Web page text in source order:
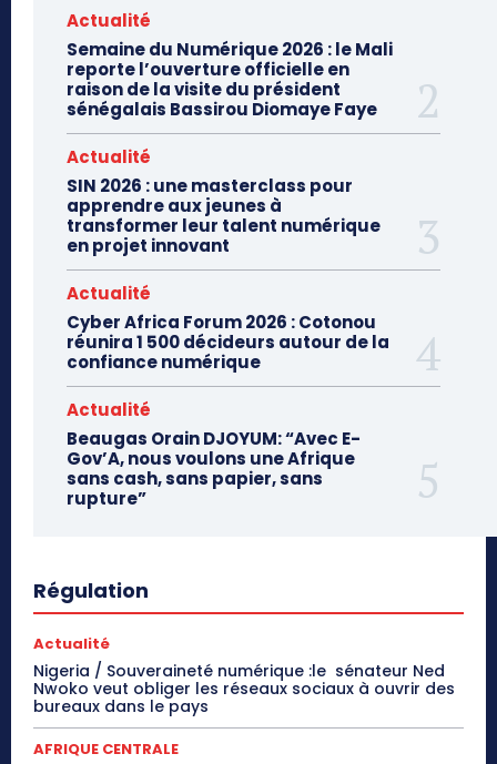
Actualité
Semaine du Numérique 2026 : le Mali
reporte l’ouverture officielle en
raison de la visite du président
sénégalais Bassirou Diomaye Faye
Actualité
SIN 2026 : une masterclass pour
apprendre aux jeunes à
transformer leur talent numérique
en projet innovant
Actualité
Cyber Africa Forum 2026 : Cotonou
réunira 1 500 décideurs autour de la
confiance numérique
Actualité
Beaugas Orain DJOYUM: “Avec E-
Gov’A, nous voulons une Afrique
sans cash, sans papier, sans
rupture”
Régulation
Actualité
Nigeria / Souveraineté numérique :le sénateur Ned
Nwoko veut obliger les réseaux sociaux à ouvrir des
bureaux dans le pays
AFRIQUE CENTRALE